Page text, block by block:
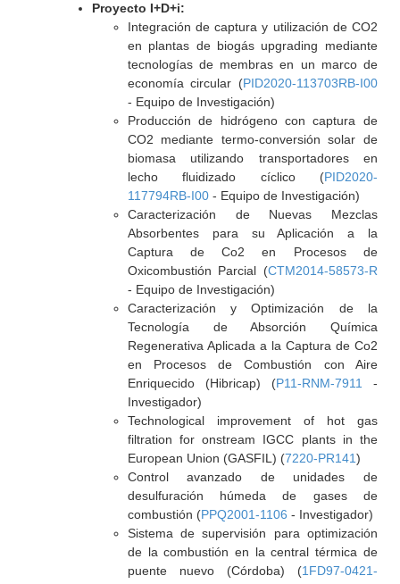
Proyecto I+D+i:
Integración de captura y utilización de CO2
en plantas de biogás upgrading mediante
tecnologías de membras en un marco de
economía circular (PID2020-113703RB-I00
- Equipo de Investigación)
Producción de hidrógeno con captura de
CO2 mediante termo-conversión solar de
biomasa utilizando transportadores en
lecho fluidizado cíclico (PID2020-
117794RB-I00- Equipo de Investigación)
Caracterización de Nuevas Mezclas
Absorbentes para su Aplicación a la
Captura de Co2 en Procesos de
Oxicombustión Parcial (CTM2014-58573-R
- Equipo de Investigación)
Caracterización y Optimización de la
Tecnología de Absorción Química
Regenerativa Aplicada a la Captura de Co2
en Procesos de Combustión con Aire
Enriquecido (Hibricap) (P11-RNM-7911
-
Investigador)
Technological improvement of hot gas
filtration for onstream IGCC plants in the
European Union (GASFIL) (7220-PR141)
Control avanzado de unidades de
desulfuración húmeda de gases de
combustión (PPQ2001-1106 - Investigador)
Sistema de supervisión para optimización
de la combustión en la central térmica de
puente nuevo (Córdoba) (1FD97-0421-